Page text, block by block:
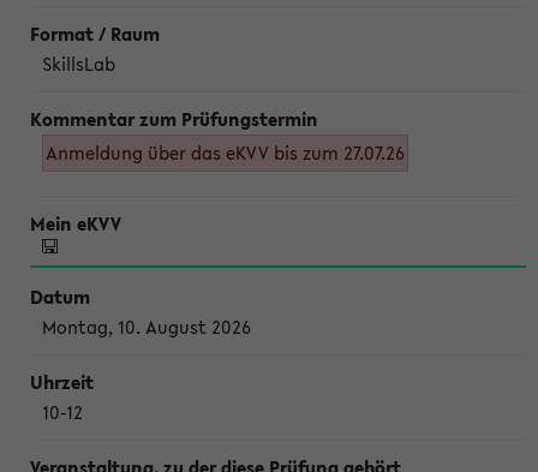
SkillsLab
Anmeldung über das eKVV bis zum 27.07.26
Montag, 10. August 2026
10-12